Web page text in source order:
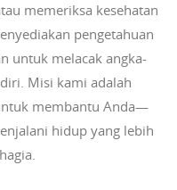
memeriksa kesehatan
pengetahuan
untuk melacak angka-
Misi kami adalah
membantu Anda—
hidup yang lebih